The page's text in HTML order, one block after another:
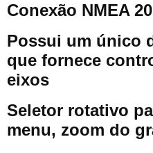
Conexão NMEA
Possui um único
que fornece
eixos
Seletor rotativo
menu, zoom do